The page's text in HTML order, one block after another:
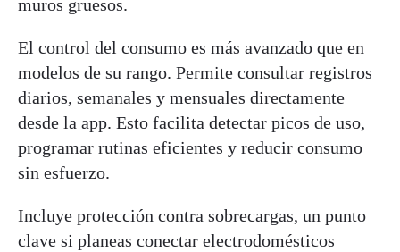
muros gruesos.
El control del consumo es más avanzado que en
modelos de su rango. Permite consultar registros
diarios, semanales y mensuales directamente
desde la app. Esto facilita detectar picos de uso,
programar rutinas eficientes y reducir consumo
sin esfuerzo.
Incluye protección contra sobrecargas, un punto
clave si planeas conectar electrodomésticos